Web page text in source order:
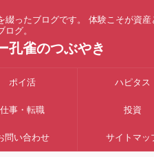
綴ったブログです。 体験こそが資産
グ。
孔雀のつぶやき
ポイ活 ハピタス
仕事・転職 投資
問い合わせ サイトマッ